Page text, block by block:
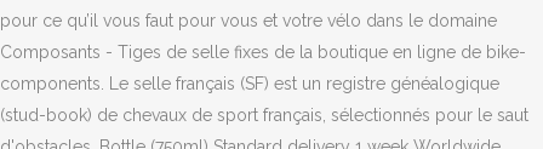
pour ce qu’il vous faut pour vous et votre vélo dans le domaine
Composants - Tiges de selle fixes de la boutique en ligne de bike-
components. Le selle français (SF) est un registre généalogique
(stud-book) de chevaux de sport français, sélectionnés pour le saut